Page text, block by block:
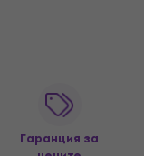
Гаранция за